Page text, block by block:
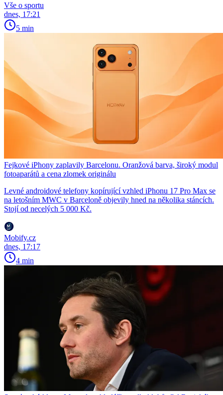
Vše o sportu
dnes, 17:21
5 min
Fejkové iPhony zaplavily Barcelonu. Oranžová barva, široký modul
fotoaparátů a cena zlomek originálu
Levné androidové telefony kopírující vzhled iPhonu 17 Pro Max se
na letošním MWC v Barceloně objevily hned na několika stáncích.
Stojí od necelých 5 000 Kč.
Mobify.cz
dnes, 17:17
4 min